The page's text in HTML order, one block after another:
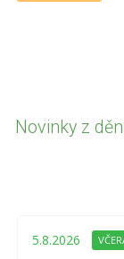
Novinky z
5.8.2026